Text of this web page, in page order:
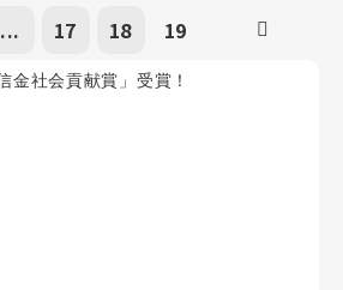
... 17 18 19